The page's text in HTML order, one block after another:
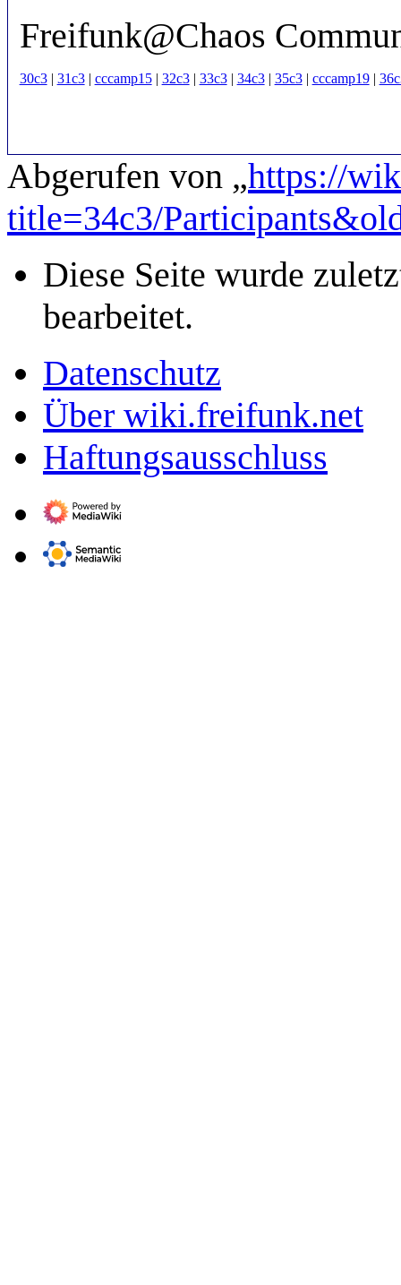
Freifunk@Chaos
30c3| 31c3| cccamp15| 32c3| 33c3| 34c3| 35c3| cccamp19|
Abgerufen von „https://
title=34c3/
Diese Seite wurde
bearbeitet.
Datenschutz
Über wiki.freifunk.net
Haftungsausschluss